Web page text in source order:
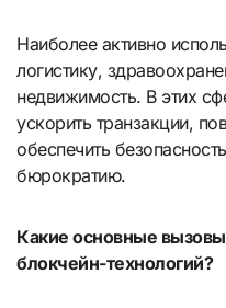
Наиболее активно
логистику,
недвижимость. В этих
ускорить транзакции,
обеспечить
бюрократию.
Какие основные
блокчейн-технологий?